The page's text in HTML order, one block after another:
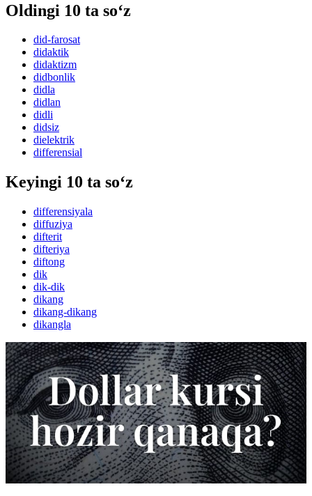
Oldingi 10 ta so‘z
did-farosat
didaktik
didaktizm
didbonlik
didla
didlan
didli
didsiz
dielektrik
differensial
Keyingi 10 ta so‘z
differensiyala
diffuziya
difterit
difteriya
diftong
dik
dik-dik
dikang
dikang-dikang
dikangla